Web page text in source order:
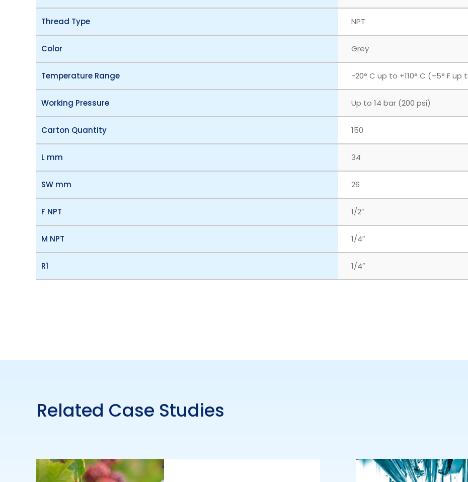
Thread Type NPT
Color Grey
Temperature Range ‎-20° C up to +110° C (–5° F up
Working Pressure Up to 14 bar (200 psi)
Carton Quantity 150
L mm 34
SW mm 26
F NPT 1/2″
M NPT 1/4″
R1 1/4″
Related Case Studies